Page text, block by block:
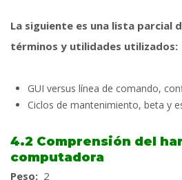
La siguiente es una lista parcial
términos y utilidades utilizados:
GUI versus línea de comando,
Ciclos de mantenimiento, beta y
4.2 Comprensión del
computadora
Peso: 2